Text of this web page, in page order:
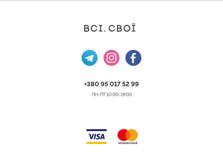
+380 95 017 52 99
ПН-ПТ 10:00-19:00